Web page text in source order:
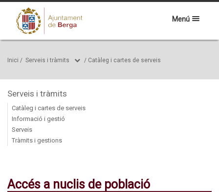
Menú
Inici / Serveis i tràmits / Catàleg i cartes de serveis
Serveis i tràmits
Catàleg i cartes de serveis
Informació i gestió
Serveis
Tràmits i gestions
Accés a nuclis de població